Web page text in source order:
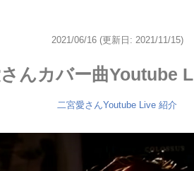
2021/06/16 (更新日: 2021/11/15)
んカバー曲Youtube
二宮愛さんYoutube Live 紹介